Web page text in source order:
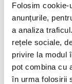
Folosim cookie-
anunțurile,
a analiza
rețele sociale,
privire la modul
pot combina cu
în urma folosirii
Aplicatii textile
Evenimente (66)
Broderii gratuite